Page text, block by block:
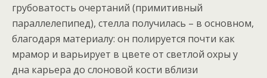
грубоватость очертаний (примитивный
параллелепипед), стелла получилась – в основном,
благодаря материалу: он полируется почти как
мрамор и варьирует в цвете от светлой охры у
дна карьера до слоновой кости вблизи